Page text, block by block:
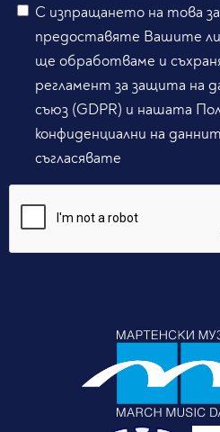
С изпращането на това
предоставяте Вашите
ще обработваме и
регламент за защита на
съюз (GDPR) и нашата
конфиденциални на
съгласявате